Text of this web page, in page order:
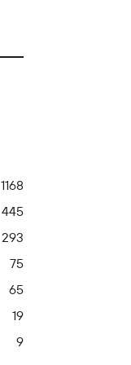
1168
445
293
75
65
19
9